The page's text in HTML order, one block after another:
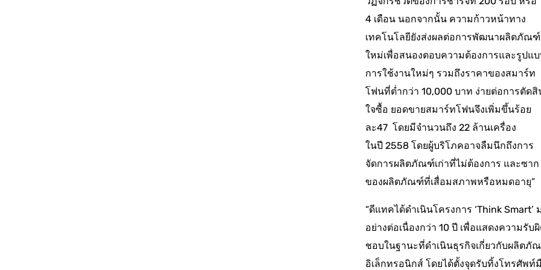
4 เดือน นอกจากนั้น ความก้าวหน้าทาง
เทคโนโลยียังส่งผลต่อการพัฒนาผลิตภัณฑ์
ใหม่เพื่อสนองตอบความต้องการและรูปแ
การใช้งานใหม่ๆ รวมถึงราคาของสมาร์ท
โฟนที่ต่ำกว่า 10,000 บาท ง่ายต่อการตัดสิ
ใจซื้อ ยอดขายสมาร์ทโฟนจึงเพิ่มขึ้นร้อย
ละ47 โดยมีจำนวนถึง 22 ล้านเครื่อง
ในปี 2558 โดยผู้บริโภคอาจลืมนึกถึงการ
จัดการผลิตภัณฑ์เก่าที่ไม่ต้องการ และซาก
ของผลิตภัณฑ์ที่เสื่อมสภาพหรือหมดอายุ”
“ดีแทคได้ดำเนินโครงการ ‘Think Smart’
อย่างต่อเนื่องกว่า 10 ปี เพื่อแสดงความรับ
ชอบในฐานะที่ดำเนินธุรกิจเกี่ยวกับผลิตภั
อิเล็กทรอนิกส์ โดยได้ตั้งจุดรับทิ้งโทรศัพท์